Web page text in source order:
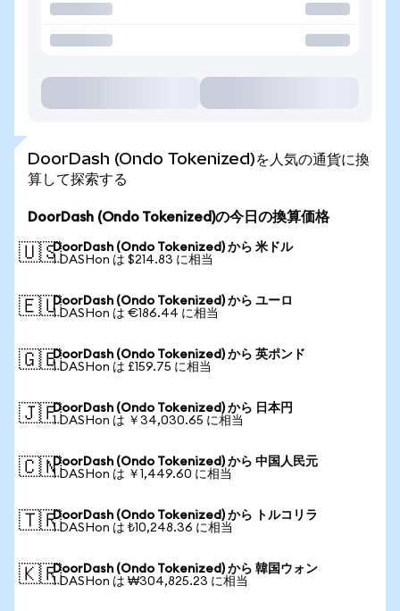
DoorDash (Ondo Tokenized)を人気の通貨に換
算して探索する
DoorDash (Ondo Tokenized)の今日の換算価格
🇺🇸DoorDash (Ondo Tokenized) から 米ドル
1 DASHon は $214.83 に相当
🇪🇺DoorDash (Ondo Tokenized) から ユーロ
1 DASHon は €186.44 に相当
🇬🇧DoorDash (Ondo Tokenized) から 英ポンド
1 DASHon は £159.75 に相当
🇯🇵DoorDash (Ondo Tokenized) から 日本円
1 DASHon は ￥34,030.65 に相当
🇨🇳DoorDash (Ondo Tokenized) から 中国人民元
1 DASHon は ￥1,449.60 に相当
🇹🇷DoorDash (Ondo Tokenized) から トルコリラ
1 DASHon は ₺10,248.36 に相当
🇰🇷DoorDash (Ondo Tokenized) から 韓国ウォン
1 DASHon は ₩304,825.23 に相当